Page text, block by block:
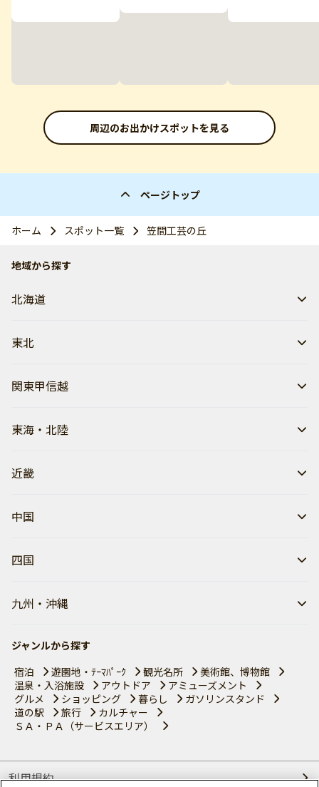
周辺のお出かけスポットを見る
ページトップ
ホーム スポット一覧 笠間工芸の丘
地域から探す
北海道
東北
関東甲信越
東海・北陸
近畿
中国
四国
九州・沖縄
ジャンルから探す
宿泊
遊園地・ﾃｰﾏﾊﾟｰｸ 観光名所
美術館、博物館
温泉・入浴施設
アウトドア
アミューズメント
グルメ
ショッピング 暮らし
ガソリンスタンド
道の駅
旅行
カルチャー
ＳＡ・ＰＡ（サービスエリア）
利用規約